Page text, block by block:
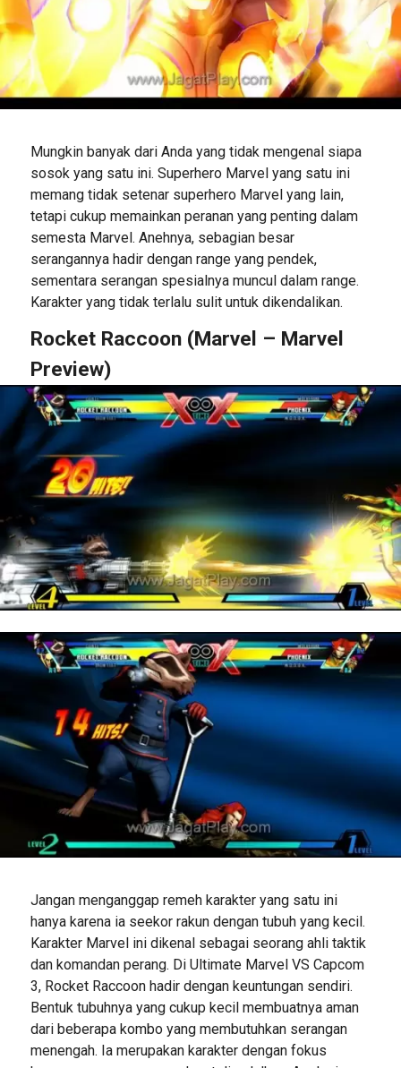
Mungkin banyak dari Anda yang tidak mengenal siapa
sosok yang satu ini. Superhero Marvel yang satu ini
memang tidak setenar superhero Marvel yang lain,
tetapi cukup memainkan peranan yang penting dalam
semesta Marvel. Anehnya, sebagian besar
serangannya hadir dengan range yang pendek,
sementara serangan spesialnya muncul dalam range.
Karakter yang tidak terlalu sulit untuk dikendalikan.
Rocket Raccoon (Marvel – Marvel
Preview)
Jangan menganggap remeh karakter yang satu ini
hanya karena ia seekor rakun dengan tubuh yang kecil.
Karakter Marvel ini dikenal sebagai seorang ahli taktik
dan komandan perang. Di Ultimate Marvel VS Capcom
3, Rocket Raccoon hadir dengan keuntungan sendiri.
Bentuk tubuhnya yang cukup kecil membuatnya aman
dari beberapa kombo yang membutuhkan serangan
menengah. Ia merupakan karakter dengan fokus